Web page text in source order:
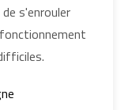
s'enrouler